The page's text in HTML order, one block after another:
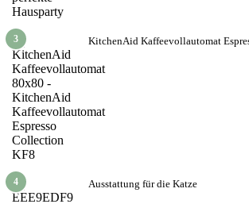
3 KitchenAid Kaffeevollautomat
4 Ausstattung für die Katze